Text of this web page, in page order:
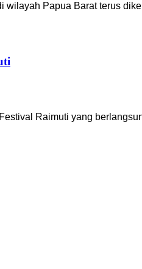
Papua Barat terus
Raimuti yang